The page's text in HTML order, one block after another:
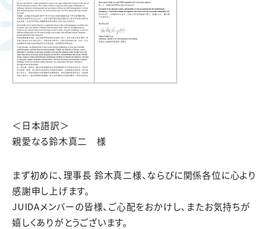
＜日本語訳＞
親愛なる鈴木真二 様
まず初めに、理事長 鈴木真二様、ならびに関係各位に心より
感謝申し上げます。
JUIDAメンバーの皆様、ご心配をおかけし、またお気持ちが
嬉しくありがとうございます。